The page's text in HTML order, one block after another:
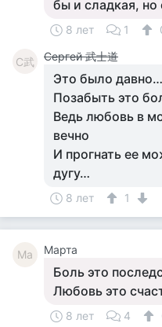
бы и сладкая, но
8 лет 1
С武 Сергей 武士道
Это было
Позабыть это
Ведь любовь в
вечно
И прогнать ее
дугу…
8 лет 1
Ма Марта
Боль это
Любовь это
8 лет 4